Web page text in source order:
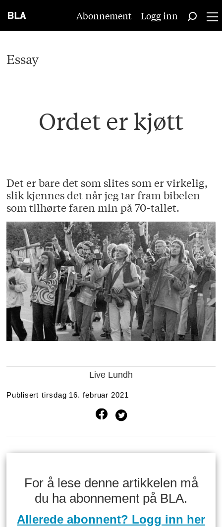
Abonnement Logg inn
Essay
Ordet er kjøtt
Det er bare det som slites som er virkelig,
slik kjennes det når jeg tar fram bibelen
som tilhørte faren min på 70-tallet.
Live Lundh
Publisert tirsdag 16. februar 2021
For å lese denne artikkelen må
du ha abonnement på BLA.
Allerede abonnent? Logg inn her